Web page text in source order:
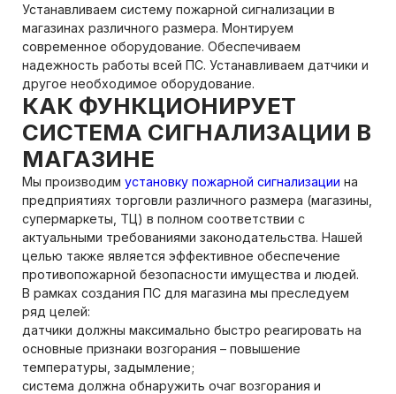
Устанавливаем систему пожарной сигнализации в
магазинах различного размера. Монтируем
современное оборудование. Обеспечиваем
надежность работы всей ПС. Устанавливаем датчики и
другое необходимое оборудование.
КАК ФУНКЦИОНИРУЕТ
СИСТЕМА СИГНАЛИЗАЦИИ В
МАГАЗИНЕ
Мы производим установку пожарной сигнализации на
предприятиях торговли различного размера (магазины,
супермаркеты, ТЦ) в полном соответствии с
актуальными требованиями законодательства. Нашей
целью также является эффективное обеспечение
противопожарной безопасности имущества и людей.
В рамках создания ПС для магазина мы преследуем
ряд целей:
датчики должны максимально быстро реагировать на
основные признаки возгорания – повышение
температуры, задымление;
система должна обнаружить очаг возгорания и